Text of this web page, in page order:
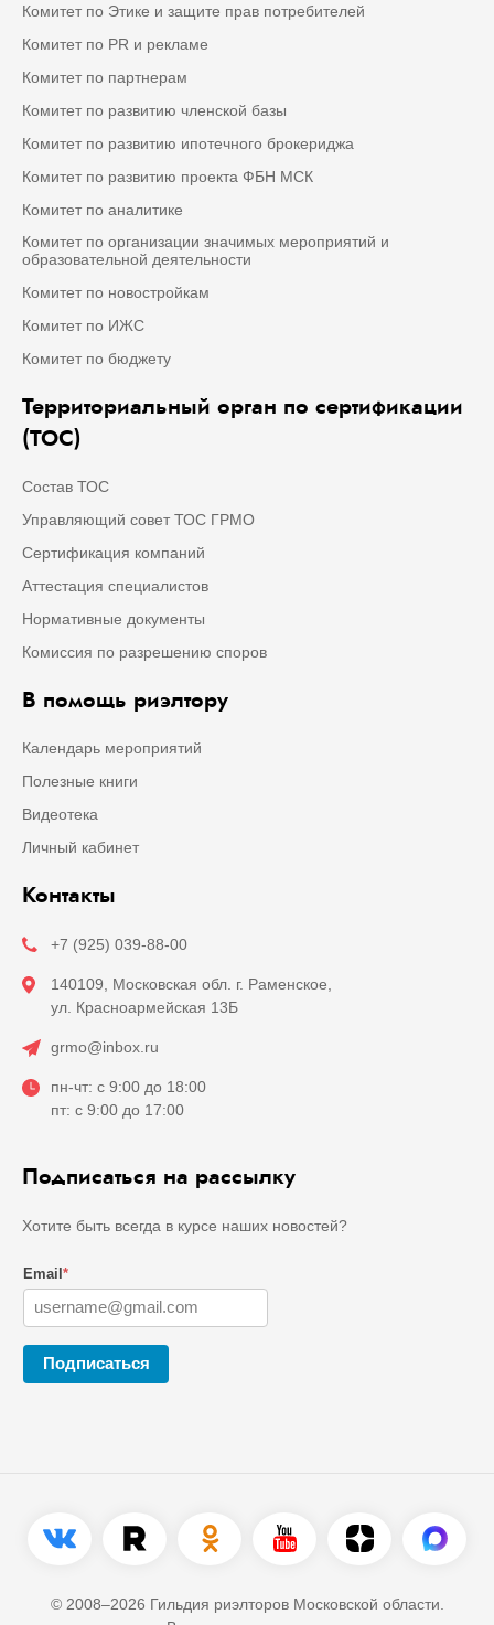
Комитет по Этике и защите прав потребителей
Комитет по PR и рекламе
Комитет по партнерам
Комитет по развитию членской базы
Комитет по развитию ипотечного брокериджа
Комитет по развитию проекта ФБН МСК
Комитет по аналитике
Комитет по организации значимых мероприятий и
образовательной деятельности
Комитет по новостройкам
Комитет по ИЖС
Комитет по бюджету
Территориальный орган по сертификации
(ТОС)
Состав ТОС
Управляющий совет ТОС ГРМО
Сертификация компаний
Аттестация специалистов
Нормативные документы
Комиссия по разрешению споров
В помощь риэлтору
Календарь мероприятий
Полезные книги
Видеотека
Личный кабинет
Контакты
+7 (925) 039-88-00
140109, Московская обл. г. Раменское,
ул. Красноармейская 13Б
grmo@inbox.ru
пн-чт: с 9:00 до 18:00
пт: с 9:00 до 17:00
Подписаться на рассылку
Хотите быть всегда в курсе наших новостей?
Email *
Подписаться
© 2008–2026 Гильдия риэлторов Московской области.